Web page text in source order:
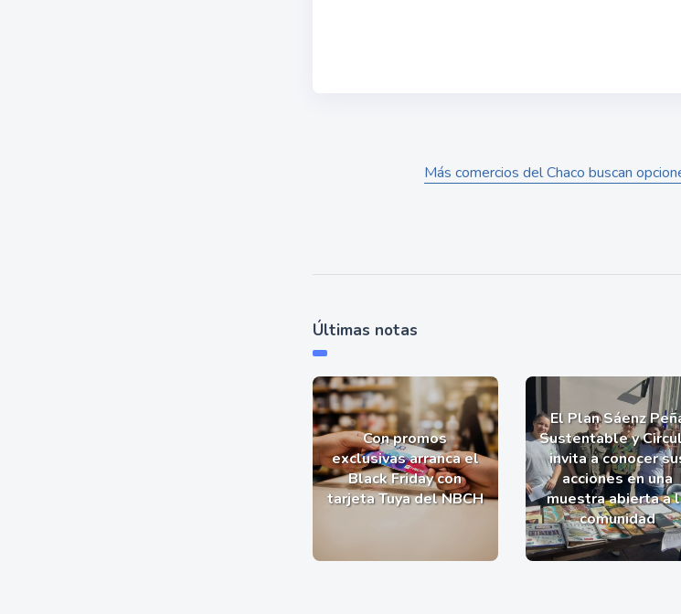
Más comercios del Chaco buscan
Últimas notas
Con promos
exclusivas arranca el
Black Friday con
tarjeta Tuya del NBCH
El Plan Sáenz
Sustentable y
invita a conocer
acciones en una
muestra abierta a
comunidad